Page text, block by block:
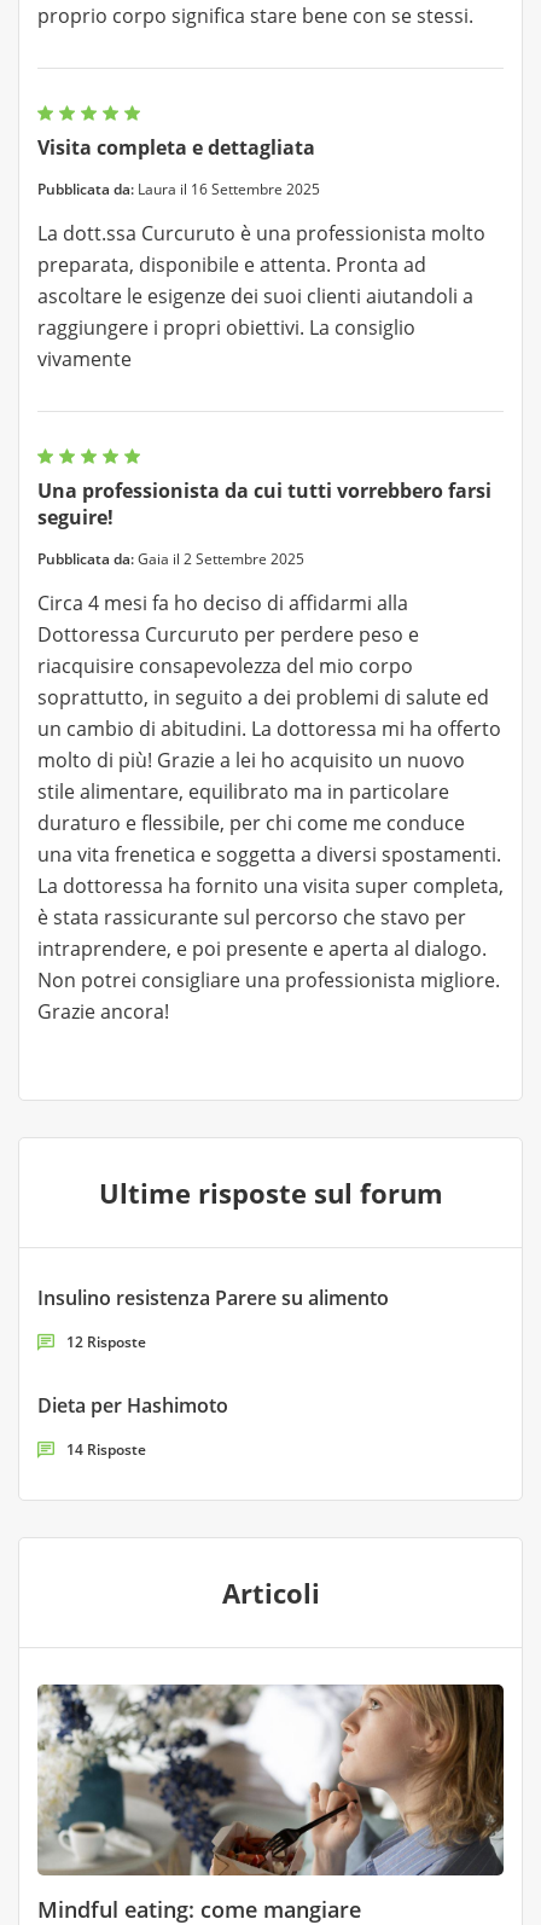
proprio corpo significa stare bene con se stessi.
Visita completa e dettagliata
Pubblicata da: Laura il 16 Settembre 2025
La dott.ssa Curcuruto è una professionista molto
preparata, disponibile e attenta. Pronta ad
ascoltare le esigenze dei suoi clienti aiutandoli a
raggiungere i propri obiettivi. La consiglio
vivamente
Una professionista da cui tutti vorrebbero farsi
seguire!
Pubblicata da:Gaia il 2 Settembre 2025
Circa 4 mesi fa ho deciso di affidarmi alla
Dottoressa Curcuruto per perdere peso e
riacquisire consapevolezza del mio corpo
soprattutto, in seguito a dei problemi di salute ed
un cambio di abitudini. La dottoressa mi ha offerto
molto di più! Grazie a lei ho acquisito un nuovo
stile alimentare, equilibrato ma in particolare
duraturo e flessibile, per chi come me conduce
una vita frenetica e soggetta a diversi spostamenti.
La dottoressa ha fornito una visita super completa,
è stata rassicurante sul percorso che stavo per
intraprendere, e poi presente e aperta al dialogo.
Non potrei consigliare una professionista migliore.
Grazie ancora!
Ultime risposte sul forum
Insulino resistenza Parere su alimento
12 Risposte
Dieta per Hashimoto
14 Risposte
Articoli
Mindful eating: come mangiare